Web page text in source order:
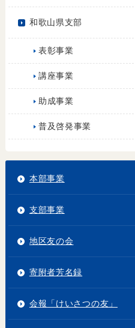
和歌山県支部
表彰事業
講座事業
助成事業
普及啓発事業
本部事業
支部事業
地区友の会
寄附者芳名録
会報「けいさつの友」